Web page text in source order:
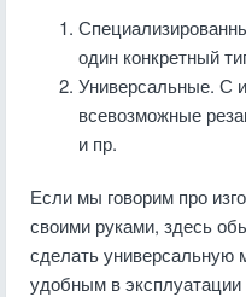
один конкретный
Универсальные. С
всевозможные
и пр.
Если мы говорим про
своими руками, здесь
сделать универсальную
удобным в